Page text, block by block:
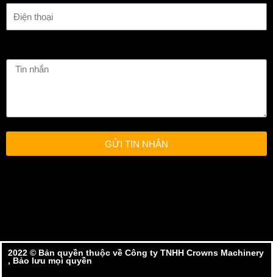
GỬI TIN NHẮN
2022 ©️ Bản quyền thuộc về Công ty TNHH Crowns Machinery
, Bảo lưu mọi quyền